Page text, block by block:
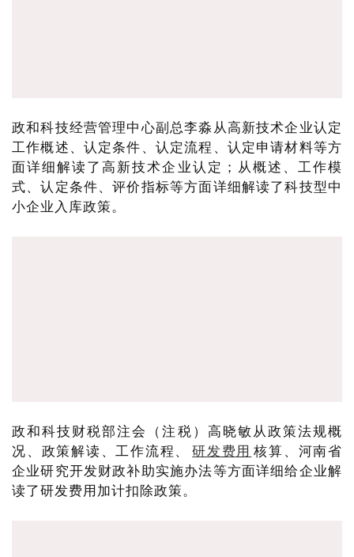
政和科技经营管理中心副总李淼从高新技术企业认定
工作概述、认定条件、认定流程、认定申请材料等方
面详细解读了高新技术企业认定；从概述、工作模
式、认定条件、评价指标等方面详细解读了科技型中
小企业入库政策。
政和科技财税部注会（注税）高晓敏从政策法规概
况、政策解读、工作流程、
研发费用 核算、河南省
企业研究开发财政补助实施办法等方面详细给企业解
读了研发费用加计扣除政策。